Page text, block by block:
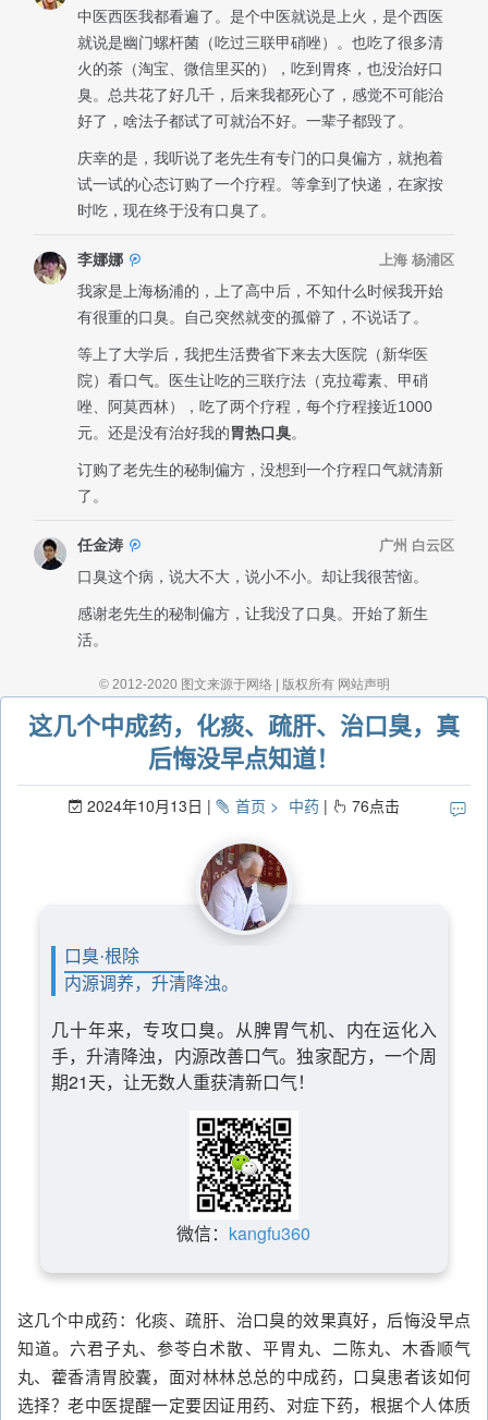
这几个中成药，化痰、疏肝、治口臭，真
后悔没早点知道！
2024年10月13日 首页 中药 76点击
口臭·根除
内源调养，升清降浊。
几十年来，专攻口臭。从脾胃气机、内在运化入
手，升清降浊，内源改善口气。独家配方，一个周
期21天，让无数人重获清新口气！
微信： kangfu360
这几个中成药：化痰、疏肝、治口臭的效果真好，后悔没早点
知道。六君子丸、参苓白术散、平胃丸、二陈丸、木香顺气
丸、藿香清胃胶囊，面对林林总总的中成药，口臭患者该如何
选择？老中医提醒一定要因证用药、对症下药，根据个人体质